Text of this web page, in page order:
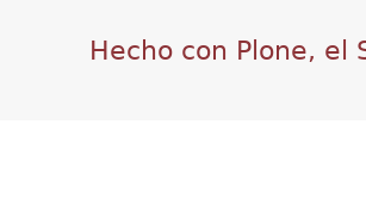
Hecho con Plone, el